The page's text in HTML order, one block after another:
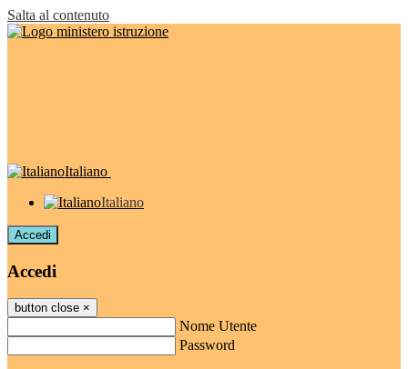
Salta al contenuto
Italiano
Italiano
Accedi
Accedi
button close ×
Nome Utente
Password